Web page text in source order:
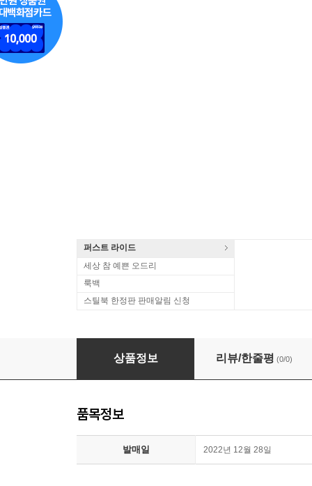
퍼스트 라이드
세상 참 예쁜 오드리
룩백
스틸북 한정판 판매알림 신청
Yes - Going For The One (Ltd.
상품정보 리뷰/한줄평 (0/0)
품목정보
발매일 2022년 12월 28일